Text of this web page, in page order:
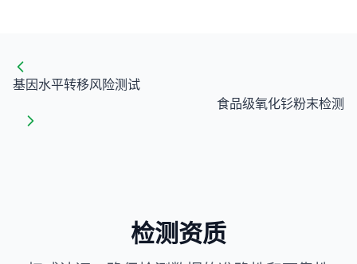
基因水平转移风险测试
食品级氧化钐粉末检测
检测资质